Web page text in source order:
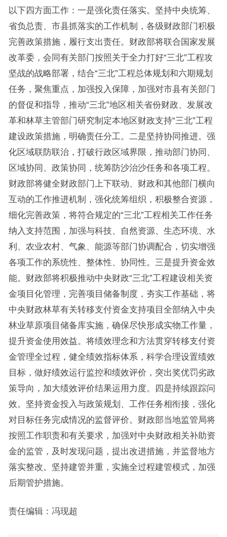
以下四方面工作：一是强化责任落实。坚持中央统筹、
省负总责、市县抓落实的工作机制，各级财政部门积极
完善政策措施，履行支出责任。财政部将联合国家发展
改革委，会同有关部门按照关于全力打好“三北”工程攻
坚战的战略部署，结合“三北”工程总体规划和六期规划
任务，聚焦重点，加强投入保障，加强对市县有关部门
的督促和指导，推动“三北”地区相关省份财政、发展改
革和林草主管部门研究制定本地区财政支持“三北”工程
建设政策措施，明确责任分工。二是坚持协同推进。强
化区域联防联治，打破行政区域界限，推动部门协同、
区域协同、政策协同，统筹防沙治沙任务和各项工程。
财政部将健全财政部门上下联动、财政和其他部门横向
互动的工作推进机制，强化统筹组织，积极整合资源，
细化完善政策，将符合规定的“三北”工程相关工作任务
纳入支持范围，加强与科技、自然资源、生态环境、水
利、农业农村、气象、能源等部门协调配合，切实增强
各项工作的系统性、整体性、协同性。三是提升资金效
能。财政部将积极推动中央财政“三北”工程建设相关资
金项目化管理，完善项目储备制度，夯实工作基础，将
中央财政林草有关转移支付资金支持项目全部纳入中央
林业草原项目储备库实施，确保尽快形成实物工作量，
提升资金使用效益。将绩效理念和方法贯穿转移支付资
金管理全过程，健全绩效指标体系，科学合理设置绩效
目标，做好绩效运行监控和绩效评价，突出奖优罚劣政
策导向，加大绩效评价结果运用力度。四是持续跟踪问
效。坚持资金投入与政策规划、工作任务相衔接，强化
对目标任务完成情况的监督评价。财政部当地监管局将
按照工作职责和有关要求，加强对中央财政相关补助资
金的监管，及时发现问题，提出改进措施，并监督地方
落实整改。坚持建管并重，实施全过程建管模式，加强
后期管护措施。
责任编辑：冯现超